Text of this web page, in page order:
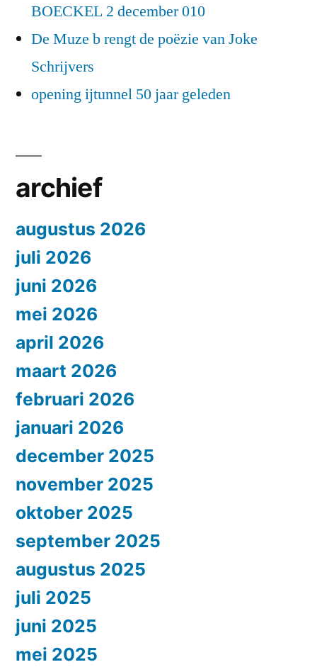
BOECKEL 2 december 010
De Muze b rengt de poëzie van Joke
Schrijvers
opening ijtunnel 50 jaar geleden
archief
augustus 2026
juli 2026
juni 2026
mei 2026
april 2026
maart 2026
februari 2026
januari 2026
december 2025
november 2025
oktober 2025
september 2025
augustus 2025
juli 2025
juni 2025
mei 2025